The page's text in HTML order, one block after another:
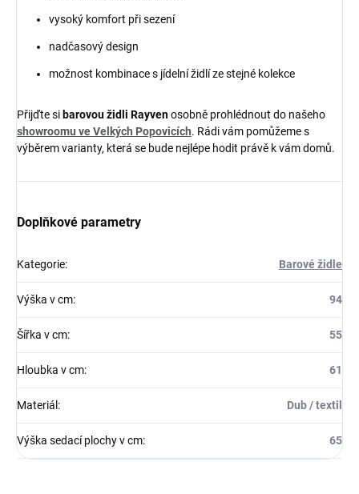
vysoký komfort při sezení
nadčasový design
možnost kombinace s jídelní židlí ze stejné kolekce
Přijďte si barovoužidli Rayvenosobně prohlédnout do našeho
showroomu ve Velkých Popovicích. Rádi vám pomůžeme s
výběrem varianty, která se bude nejlépe hodit právě k vám domů.
Doplňkové parametry
Kategorie: Barové židle
Výška v cm: 94
Šířka v cm: 55
Hloubka v cm: 61
Materiál : Dub / textil
Výška sedací plochy v cm: 65